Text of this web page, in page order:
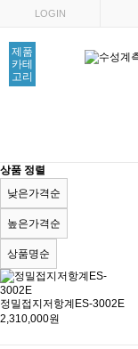
LOGIN
제품
카테
고리
상품 정렬
낮은가격순
높은가격순
상품명순
정밀접지저항계ES-3002E
2,310,000원